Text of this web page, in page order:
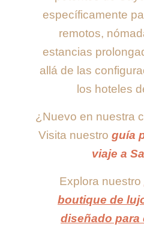
específicamente
remotos,
estancias
allá de las
los hoteles
¿Nuevo en nuestra
Visita nuestro guía
viaje a
Explora nuestro
boutique de
diseñado para